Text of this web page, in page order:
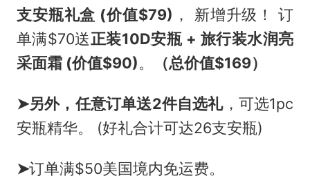
支安瓶礼盒 (价值$79) ， 新增升级！ 订
单满$70送正装10D安瓶 + 旅行装水润亮
采面霜 (价值$90)。 （总价值$169）
➤另外，任意订单送2件自选礼，可选1pc
安瓶精华。 (好礼合计可达26支安瓶)
➤订单满$50美国境内免运费。